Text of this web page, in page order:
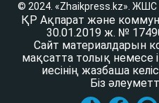
© 2024. «Zhaikpress.kz». ЖШС
ҚР Ақпарат және
30.01.2019 ж. №
Сайт материалдарын
мақсатта толық немесе
иесінің жазбаша
Біз